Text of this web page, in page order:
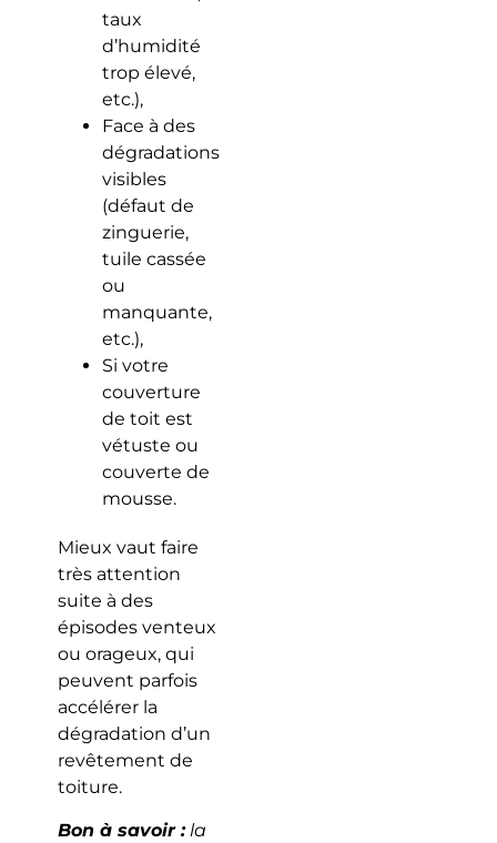
taux
d’humidité
trop élevé,
etc.),
Face à des
dégradations
visibles
(défaut de
zinguerie,
tuile cassée
ou
manquante,
etc.),
Si votre
couverture
de toit est
vétuste ou
couverte de
mousse.
Mieux vaut faire
très attention
suite à des
épisodes venteux
ou orageux, qui
peuvent parfois
accélérer la
dégradation d’un
revêtement de
toiture.
Bon à savoir :la